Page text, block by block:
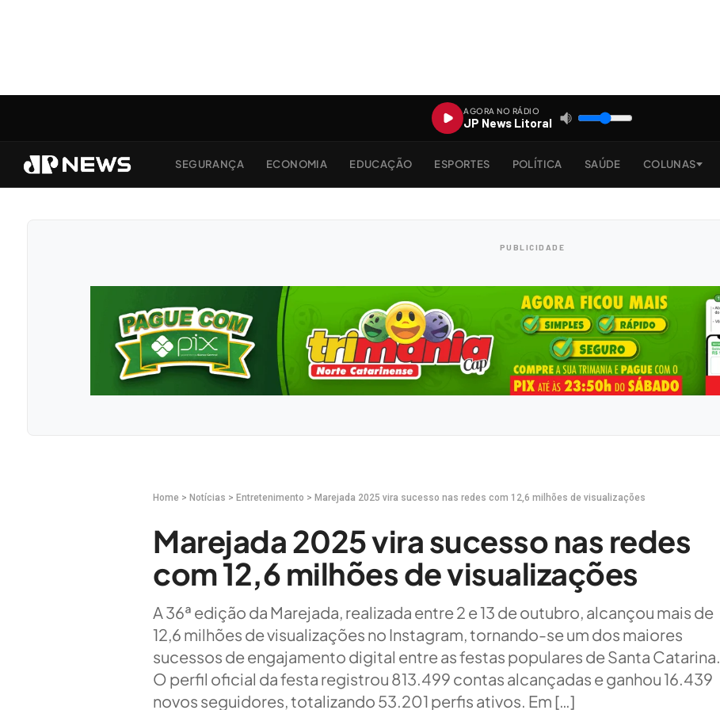
AGORA NO RÁDIO
JP News Litoral
SEGURANÇA ECONOMIA EDUCAÇÃO ESPORTES POLÍTICA SAÚDE COLUNAS
Home > Notícias > Entretenimento > Marejada 2025 vira sucesso nas redes com 12,6 milhões de visualizações
Marejada 2025 vira sucesso nas redes
com 12,6 milhões de visualizações
A 36ª edição da Marejada, realizada entre 2 e 13 de outubro, alcançou mais de
12,6 milhões de visualizações no Instagram, tornando-se um dos maiores
sucessos de engajamento digital entre as festas populares de Santa Catarina.
O perfil oficial da festa registrou 813.499 contas alcançadas e ganhou 16.439
novos seguidores, totalizando 53.201 perfis ativos. Em […]